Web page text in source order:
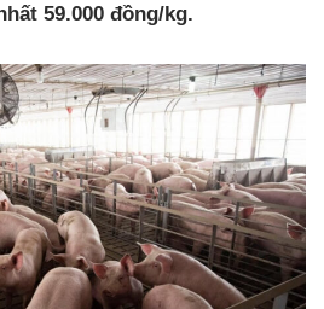
59.000 đồng/kg.